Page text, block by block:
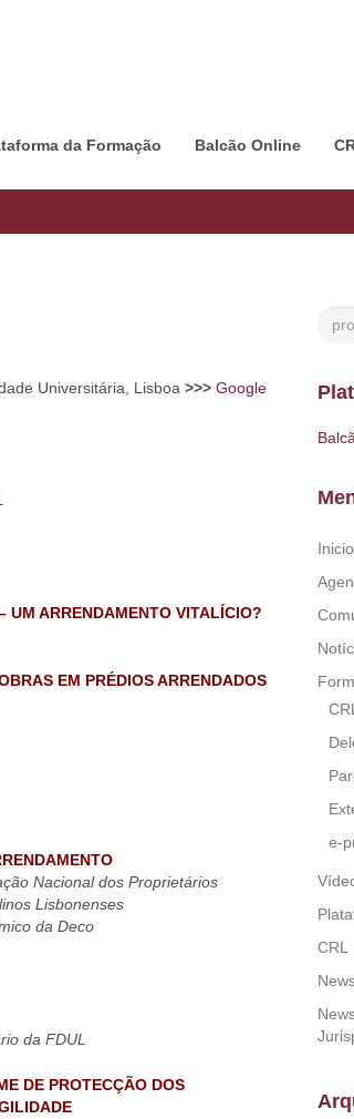
da Formação Balcão Online
Universitária, Lisboa >>> Google
UM ARRENDAMENTO VITALÍCIO?
EM PRÉDIOS ARRENDADOS
Nacional dos Proprietários
Lisbonenses
da Deco
da FDUL
DE PROTECÇÃO DOS
Inicio
CRL
e-
CRL